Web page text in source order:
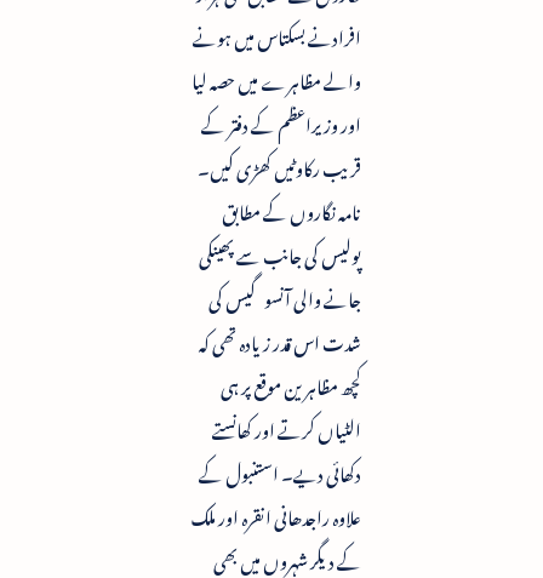
افرادنے بسکتاس میں ہونے
والے مظاہرے میں حصہ لیا
اور وزیراعظم کے دفتر کے
قریب رکاوٹیں کھڑی کیں۔
نامہ نگاروں کے مطابق
پولیس کی جانب سے پھینکی
جانے والی آنسو گیس کی
شدت اس قدر زیادہ تھی کہ
کچھ مظاہرین موقع پر ہی
الٹیاں کرتے اور کھانستے
دکھائی دیے۔ استنبول کے
علاوہ راجدھانی انقرہ اور ملک
کے دیگر شہروں میں بھی